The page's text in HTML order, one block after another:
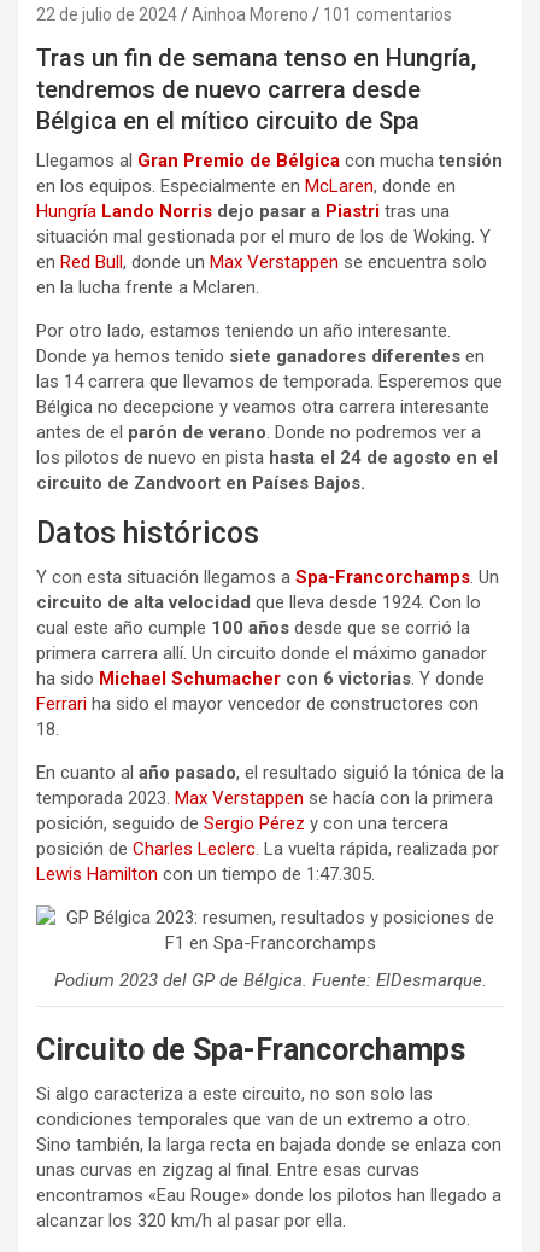
22 de julio de 2024 Ainhoa Moreno 101 comentarios
Tras un fin de semana tenso en Hungría,
tendremos de nuevo carrera desde
Bélgica en el mítico circuito de Spa
Llegamos al Gran Premio de Bélgica con muchatensión
en los equipos. Especialmente en McLaren, donde en
Hungría Lando Norris dejo pasar a Piastri tras una
situación mal gestionada por el muro de los de Woking. Y
en Red Bull , donde un Max Verstappen se encuentra solo
en la lucha frente a Mclaren.
Por otro lado, estamos teniendo un año interesante.
Donde ya hemos tenido siete ganadores diferentes en
las 14 carrera que llevamos de temporada. Esperemos que
Bélgica no decepcione y veamos otra carrera interesante
antes de el parón de verano. Donde no podremos ver a
los pilotos de nuevo en pista hasta el 24 de agosto en el
circuito de Zandvoort en Países Bajos.
Datos históricos
Y con esta situación llegamos a Spa-Francorchamps. Un
circuito de alta velocidad que lleva desde 1924. Con lo
cual este año cumple 100 años desde que se corrió la
primera carrera allí. Un circuito donde el máximo ganador
ha sido Michael Schumacher con 6 victorias. Y donde
Ferrari ha sido el mayor vencedor de constructores con
18.
En cuanto al año pasado, el resultado siguió la tónica de la
temporada 2023. Max Verstappen se hacía con la primera
posición, seguido de Sergio Pérez y con una tercera
posición de Charles Leclerc. La vuelta rápida, realizada por
Lewis Hamilton con un tiempo de 1:47.305.
Podium 2023 del GP de Bélgica. Fuente: ElDesmarque.
Circuito de Spa-Francorchamps
Si algo caracteriza a este circuito, no son solo las
condiciones temporales que van de un extremo a otro.
Sino también, la larga recta en bajada donde se enlaza con
unas curvas en zigzag al final. Entre esas curvas
encontramos «Eau Rouge» donde los pilotos han llegado a
alcanzar los 320 km/h al pasar por ella.